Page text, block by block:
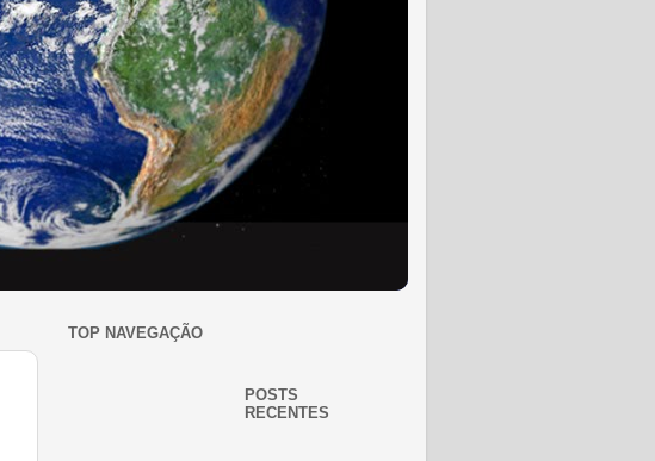
TOP NAVEGAÇÃO
POSTS
RECENTES